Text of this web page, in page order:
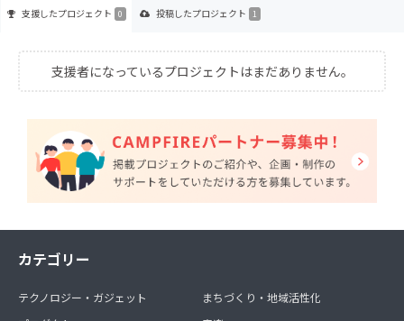
支援したプロジェクト 0 投稿したプロジェクト 1
支援者になっているプロジェクトはまだありません。
カテゴリー
テクノロジー・ガジェット
まちづくり・地域活性化